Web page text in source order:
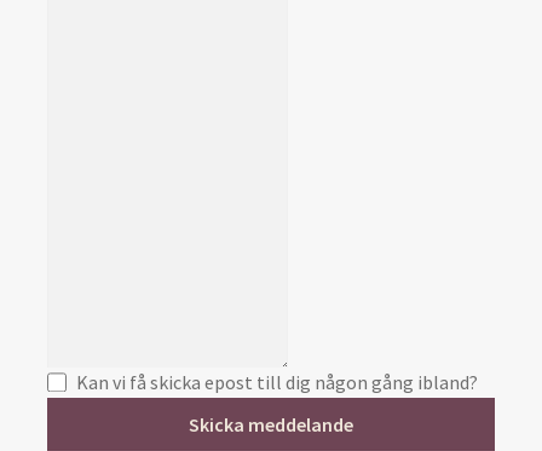
Kan vi få skicka epost till dig någon gång ibland?
Skicka meddelande